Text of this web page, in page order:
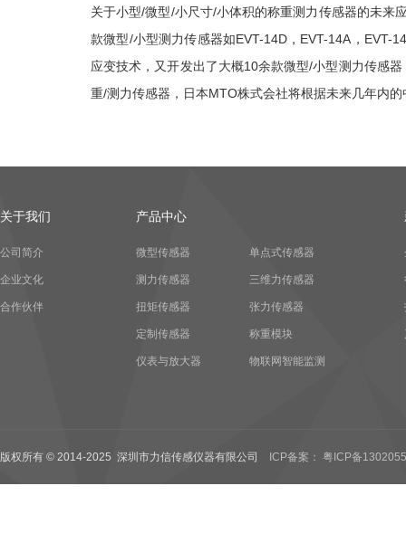
关于小型/微型/小尺寸/小体积的称重测力传感器的未来
款微型/小型测力传感器如EVT-14D，EVT-14A，EVT-
应变技术，又开发出了大概10余款微型/小型测力传感
重/测力传感器，日本MTO株式会社将根据未来几年内
关于我们
公司简介
企业文化
合作伙伴
产品中心
微型传感器 单点式传感器
测力传感器 三维力传感器
扭矩传感器 张力传感器
定制传感器 称重模块
仪表与放大器 物联网智能监测
版权所有 © 2014-2025 深圳市力信传感仪器有限公司 ICP备案： 粤ICP备